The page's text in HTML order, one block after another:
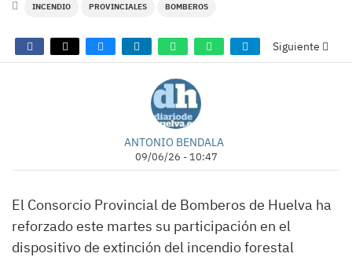
INCENDIO PROVINCIALES BOMBEROS
Siguiente
ANTONIO BENDALA
09/06/26 - 10:47
El Consorcio Provincial de Bomberos de Huelva ha
reforzado este martes su participación en el
dispositivo de extinción del incendio forestal